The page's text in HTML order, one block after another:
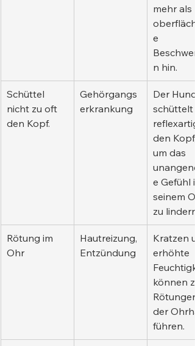
mehr als
e
n hin.
Schüttel
nicht zu oft
den Kopf.
Gehörgangs
erkrankung
Der Hund
schüttelt
reflexartig
den Kopf,
um das
e Gefühl
seinem
zu lindern.
Rötung im
Ohr
Hautreizung,
Entzündung
Kratzen
erhöhte
können
Rötungen
der
führen.